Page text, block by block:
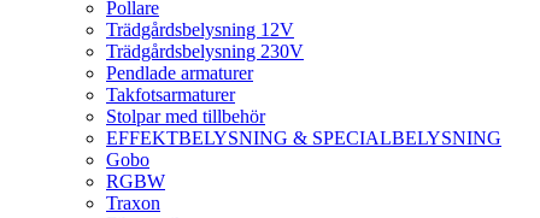
Pollare
Trädgårdsbelysning 12V
Trädgårdsbelysning 230V
Pendlade armaturer
Takfotsarmaturer
Stolpar med tillbehör
EFFEKTBELYSNING & SPECIALBELYSNING
Gobo
RGBW
Traxon